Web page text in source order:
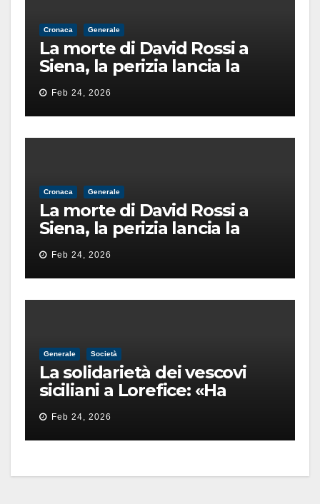
Cronaca Generale
La morte di David Rossi a
Siena, la perizia lancia la
pista di un’intimidazione
finita male
Feb 24, 2026
Cronaca Generale
La morte di David Rossi a
Siena, la perizia lancia la
pista di un’intimidazione
finita male
Feb 24, 2026
Generale Società
La solidarietà dei vescovi
siciliani a Lorefice: «Ha
difeso il valore e la dignità
dell’umanità»
Feb 24, 2026